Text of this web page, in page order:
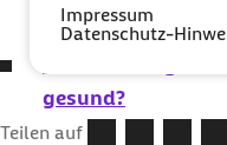
Impressum
Datenschutz-
und Übergewicht
gesund?
Teilen auf